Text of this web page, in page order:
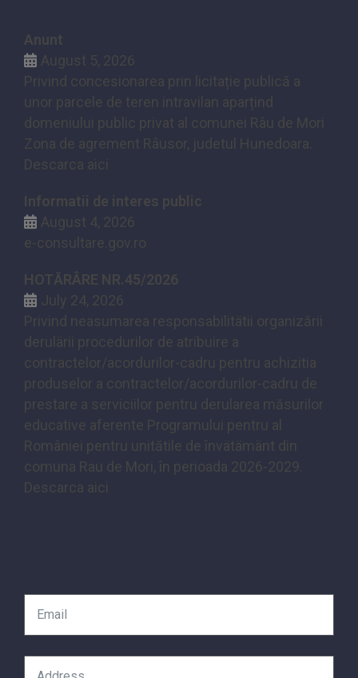
Anunt
August 5, 2026
Privind concesionarea prin licitație publică a
unor parcele de teren intravilan aparțind
domeniului public privat al comunei Râu de Mori
Zona de agrement Râusor, judetul Hunedoara.
Descarca aici
Informatii de interes public
August 4, 2026
e-consultare.gov.ro
HOTĂRÂRE NR.45/2026
July 24, 2026
Privind neasumarea responsabilitätii organizării
derulärii procedurilor de atribuire a
contractelor/acordurilor-cadru pentru achizitia
produselor a contractelor/acordurilor-cadru de
prestare a serviciilor pentru derularea măsurilor
educative aferente Programului pentru al
României pentru unitătile de învätämänt din
comuna Rau de Mori, în perioada 2026-2029.
Descarca aici